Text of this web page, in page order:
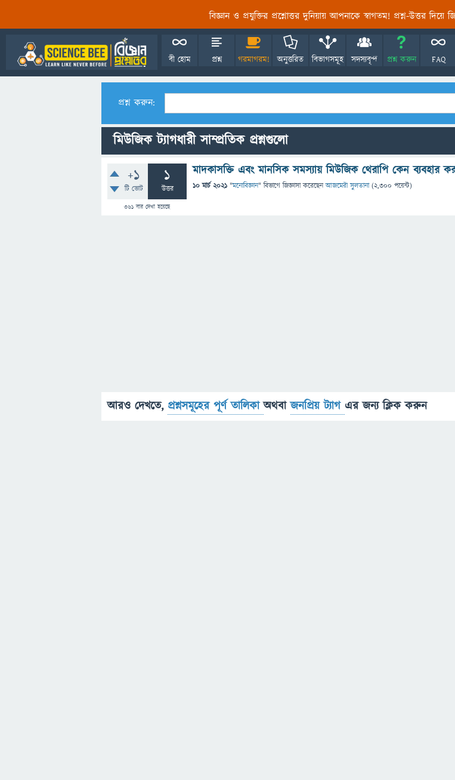
বিজ্ঞান ও প্রযুক্তির প্রশ্নোত্তর দুনিয়ায় আপনাকে স্বাগতম! প্রশ্ন-উত্তর দিয়ে
বী হোম প্রশ্ন গরমাগরম! অনুত্তরিত বিভাগসমূহ সদস্যবৃন্দ প্রশ্ন করুন FAQ
প্রশ্ন করুন:
মিউজিক ট্যাগধারী সাম্প্রতিক প্রশ্নগুলো
+1
টি ভোট
1
উত্তর
361 বার দেখা হয়েছে
মাদকাসক্তি এবং মানসিক সমস্যায় মিউজিক থেরাপি কেন ব‍্যবহার
10 মার্চ 2021 "মনোবিজ্ঞান" বিভাগে জিজ্ঞাসাকরেছেনআজমেরী সুলতানা (2,300 পয়েন্ট)
আরও দেখতে, প্রশ্নসমূহের পূর্ণ তালিকাঅথবাজনপ্রিয় ট্যাগ এর জন্য ক্লিক করুন